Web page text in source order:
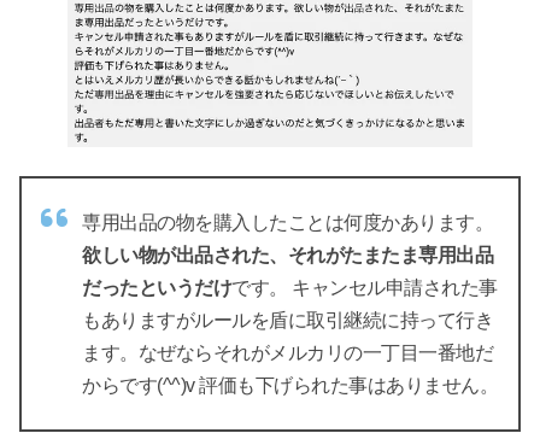
専用出品の物を購入したことは何度かあります。
欲しい物が出品された、それがたまたま専用出品
だったというだけです。 キャンセル申請された事
もありますがルールを盾に取引継続に持って行き
ます。なぜならそれがメルカリの一丁目一番地だ
からです(^^)v 評価も下げられた事はありません。